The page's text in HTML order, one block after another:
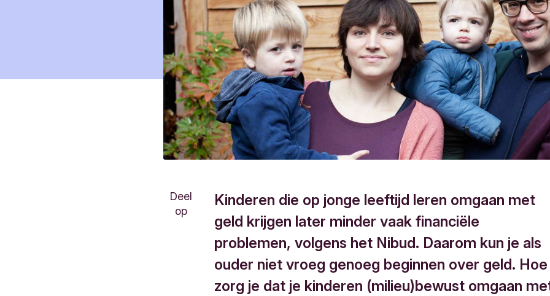
Deel
op
Kinderen die op jonge leeftijd leren omgaan met
geld krijgen later minder vaak financiële
problemen, volgens het Nibud. Daarom kun je als
ouder niet vroeg genoeg beginnen over geld. Hoe
zorg je dat je kinderen (milieu)bewust omgaan